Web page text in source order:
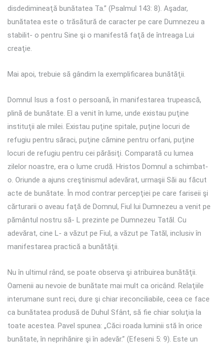
disdedimineaţă bunătatea Ta.” (Psalmul 143: 8). Aşadar,
bunătatea este o trăsătură de caracter pe care Dumnezeu a
stabilit- o pentru Sine şi o manifestă faţă de întreaga Lui
creaţie.
Mai apoi, trebuie să gândim la exemplificarea bunătăţii.
Domnul Isus a fost o persoană, în manifestarea trupească,
plină de bunătate. El a venit în lume, unde existau puţine
instituţii ale milei. Existau puţine spitale, puţine locuri de
refugiu pentru săraci, puţine cămine pentru orfani, puţine
locuri de refugiu pentru cei părăsiţi. Comparată cu lumea
zilelor noastre, era o lume crudă. Hristos Domnul a schimbat-
o. Oriunde a ajuns creştinismul adevărat, urmaşii Săi au făcut
acte de bunătate. În mod contrar percepţiei pe care fariseii şi
cărturarii o aveau faţă de Domnul, Fiul lui Dumnezeu a venit pe
pământul nostru să- L prezinte pe Dumnezeu Tatăl. Cu
adevărat, cine L- a văzut pe Fiul, a văzut pe Tatăl, inclusiv în
manifestarea practică a bunătăţii.
Nu în ultimul rând, se poate observa şi atribuirea bunătăţii.
Oamenii au nevoie de bunătate mai mult ca oricând. Relaţiile
interumane sunt reci, dure şi chiar ireconciliabile, ceea ce face
ca bunătatea produsă de Duhul Sfânt, să fie chiar soluţia la
toate acestea. Pavel spunea: „Căci roada luminii stă în orice
bunătate, în neprihănire şi în adevăr.” (Efeseni 5: 9). Este un